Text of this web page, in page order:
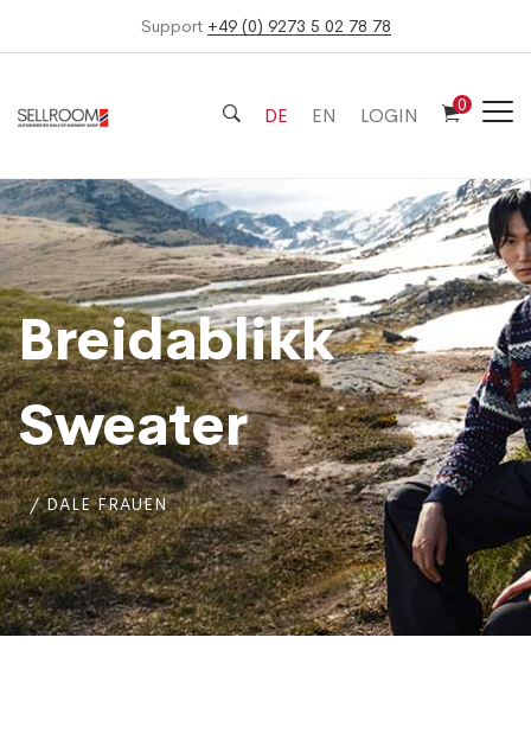
Support +49 (0) 9273 5 02 78 78
DE EN LOGIN 0
Breidablikk
Sweater
DALE FRAUEN